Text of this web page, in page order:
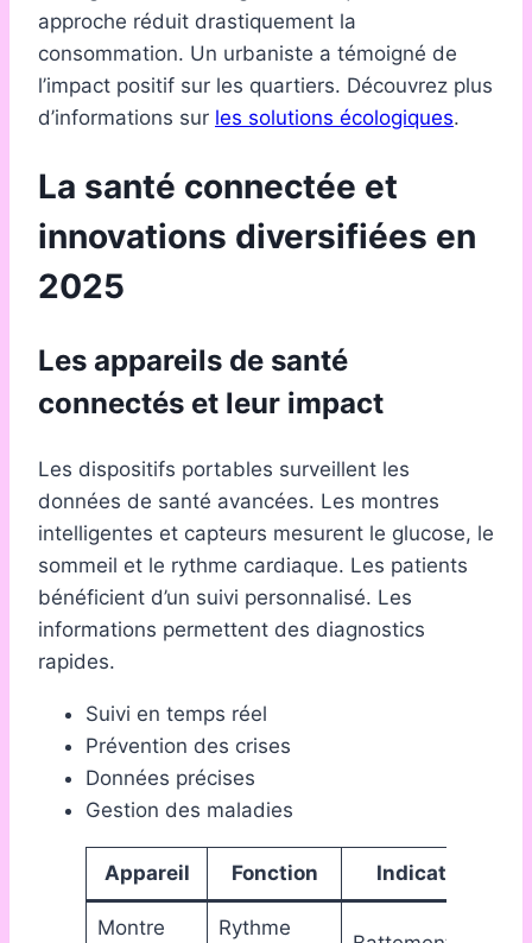
approche réduit drastiquement la
consommation. Un urbaniste a témoigné de
l’impact positif sur les quartiers. Découvrez plus
d’informations sur les solutions écologiques.
La santé connectée et
innovations diversifiées en
2025
Les appareils de santé
connectés et leur impact
Les dispositifs portables surveillent les
données de santé avancées. Les montres
intelligentes et capteurs mesurent le glucose, le
sommeil et le rythme cardiaque. Les patients
bénéficient d’un suivi personnalisé. Les
informations permettent des diagnostics
rapides.
Suivi en temps réel
Prévention des crises
Données précises
Gestion des maladies
Appareil Fonction Indicateur
Montre
Rythme